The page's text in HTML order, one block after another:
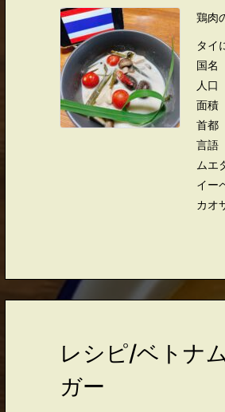
鶏肉
タイ
国名
人
面積
首都
言語
ムエ
イー
カオ
レシピ/ベトナ
ガー